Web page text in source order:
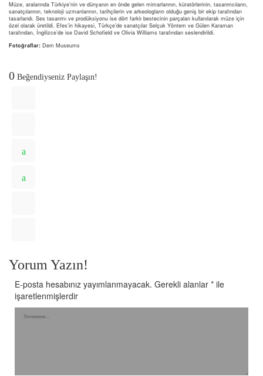
Müze, aralarında Türkiye’nin ve dünyanın en önde gelen mimarlarının, küratörlerinin, tasarımcıların,
sanatçılarının, teknoloji uzmanlarının, tarihçilerin ve arkeologların olduğu geniş bir ekip tarafından
tasarlandı. Ses tasarımı ve prodüksiyonu ise dört farklı bestecinin parçaları kullanılarak müze için
özel olarak üretildi. Efes’in hikayesi, Türkçe’de sanatçılar Selçuk Yöntem ve Gülen Karaman
tarafından, İngilizce’de ise David Schofield ve Olivia Williams tarafından seslendirildi.
Fotoğraflar: Dem Museums
0 Beğendiyseniz Paylaşın!
Yorum Yazın!
E-posta hesabınız yayımlanmayacak. Gerekli alanlar * ile
işaretlenmişlerdir